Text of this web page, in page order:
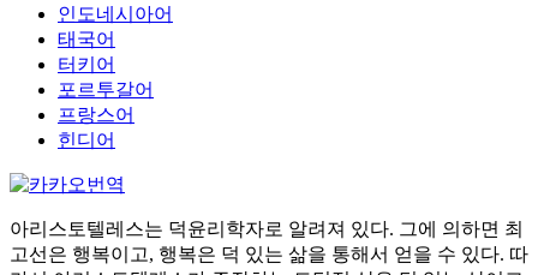
인도네시아어
태국어
터키어
포르투갈어
프랑스어
힌디어
아리스토텔레스는 덕윤리학자로 알려져 있다. 그에 의하면 최
고선은 행복이고, 행복은 덕 있는 삶을 통해서 얻을 수 있다. 따